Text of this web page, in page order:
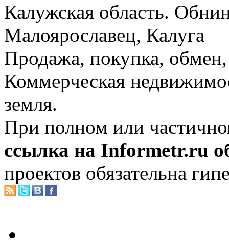
Калужская область.
Малоярославец, Калуга
Продажа, покупка, обмен,
Коммерческая
земля.
При полном или
ссылка на Informetr.ru
проектов обязательна